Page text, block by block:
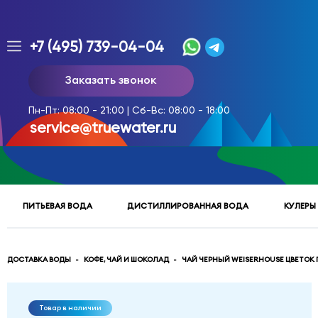
Заказ
доставки
воды
тел.
многоканальный
service@truewater.ru
Московская
н,
Мытищи,
+7 (495) 739-04-04
Заказать звонок
Пн-Пт: 08:00 - 21:00 | Сб-Вс: 08:00 - 18:00
service@truewater.ru
ПИТЬЕВАЯ ВОДА ДИСТИЛЛИРОВАННАЯ ВОДА
ДОСТАВКА ВОДЫ КОФЕ, ЧАЙ И ШОКОЛАД ЧАЙ ЧЕРНЫЙ WEISERHOUSE
Товар в наличии